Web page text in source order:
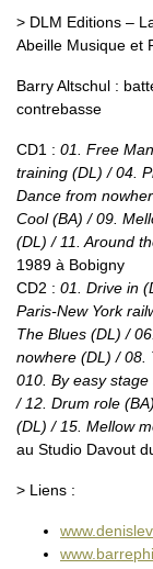
> DLM Editions –
Abeille Musique et
Barry Altschul :
contrebasse
CD1 : 01. Free
training (DL) / 04.
Dance from
Cool (BA) / 09.
(DL) / 11. Around
1989 à Bobigny
CD2 : 01. Drive in
Paris-New York
The Blues (DL) /
nowhere (DL) / 08.
010. By easy
/ 12. Drum role
(DL) / 15. Mellow
au Studio Davout
> Liens :